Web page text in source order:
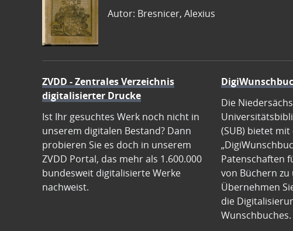
Autor: Bresnicer, Alexius
ZVDD - Zentrales Verzeichnis
digitalisierter Drucke
Ist Ihr gesuchtes Werk noch nicht in
unserem digitalen Bestand? Dann
probieren Sie es doch in unserem
ZVDD Portal, das mehr als 1.600.000
bundesweit digitalisierte Werke
nachweist.
Die
(SUB) bietet mit
Patenschaften
von Büchern
Übernehmen
die
Wunschbuches.